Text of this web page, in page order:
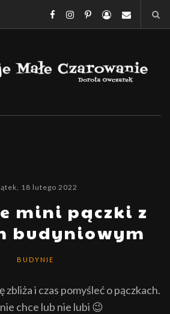
18 lutego 2022
mini pączki z
budyniowym
BUDYNIE
zbliża i czas pomyśleć o pączkach.
chce lub nie lubi 😉